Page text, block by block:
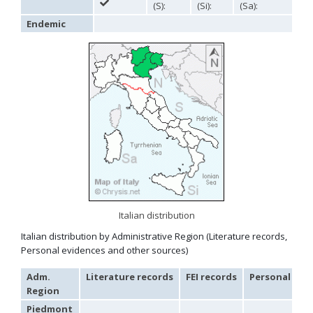
(Fabricius, 1787)
Tournier, 1877
(Bischoff, 1910)
Mocsáry, 1887
(Buysson, 1893)
Omalus chlorosomus mallorcanusLinsenmaier, 1959
(Buysson, 1890)
(Semenov, 1932)
Linsenmaier, 1987
(Buysson, 1887)
(Buysson, 1900)
Chrysellampus sculpticollis (Abeille, 1878)
Genus:
Abeille,
(S):
(Si):
(Sa):
Endemic
Italian distribution
Italian distribution by Administrative Region (Literature records,
Personal evidences and other sources)
Adm.
Region
Literature records FEI records Personal
Piedmont